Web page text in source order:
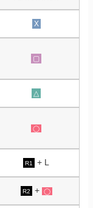
X
▢
△
◯
R1 + L
R2 + ◯